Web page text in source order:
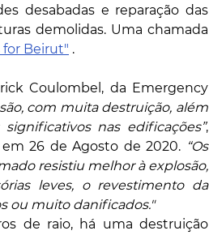
desabadas e reparação das
demolidas. Uma chamada
Beirut" .
Coulombel, da Emergency
com muita destruição, além
nas edificações”,
26 de Agosto de 2020. “Os
resistiu melhor à explosão,
leves, o revestimento da
ou muito danificados."
de raio, há uma destruição